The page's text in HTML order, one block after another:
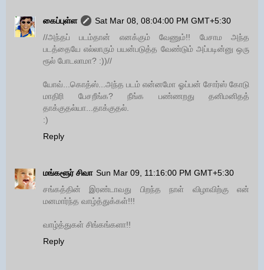
கைப்புள்ள
Sat Mar 08, 08:04:00 PM GMT+5:30
//அந்தப் படம்தான் எனக்கும் வேணும்!! பேசாம அந்த
படத்தையே எல்லாரும் பயன்படுத்த வேண்டும் அப்படின்னு ஒரு
ரூல் போடலாமா? :))//
யோவ்...கொத்ஸ்...அந்த படம் என்னமோ ஓப்பன் சோர்ஸ் கோடு
மாதிரி பேசறீங்க? நீங்க பண்ணறது தனிமனிதத்
தாக்குதல்யா...தாக்குதல்.
:)
Reply
மங்களூர் சிவா Sun Mar 09, 11:16:00 PM GMT+5:30
சங்கத்தின் இரண்டாவது பிறந்த நாள் விழாவிற்கு என்
மனமார்ந்த வாழ்த்துக்கள்!!!
வாழ்த்துகள் சிங்கங்களா!!
Reply